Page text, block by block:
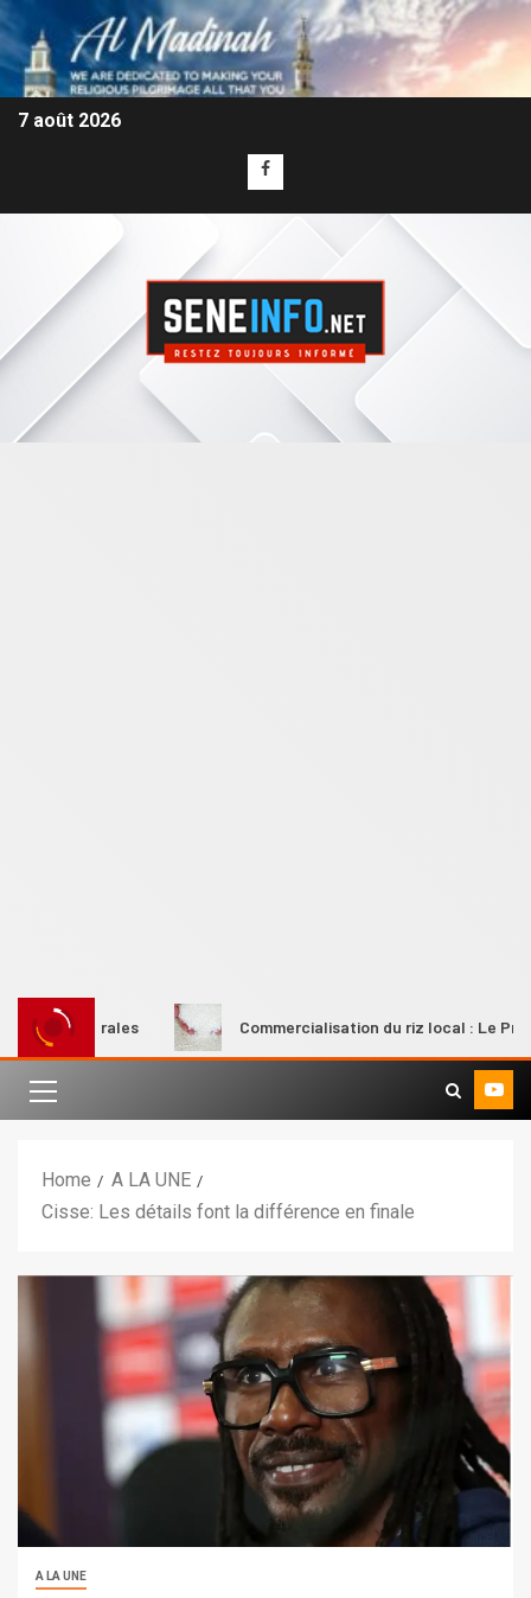
7 août 2026
rurales Commercialisation du riz local : Le Premier
Home
A LA UNE
Cisse: Les détails font la différence en finale
A LA UNE